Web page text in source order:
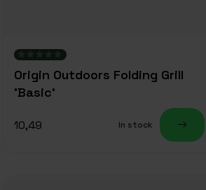
Origin Outdoors Folding Grill
'Basic'
10,49 In stock